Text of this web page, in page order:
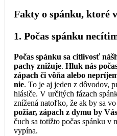
Fakty o spánku, ktoré
1.Počas spánku
Počas spánku sa citlivosť
pachy znižuje.Hluk nás
zápach či vôňa alebo
nie. To je aj jeden z dôvodov,
hlásiče. V určitých fázach
znížená natoľko, že ak by sa
požiar, zápach z dymu by
čuch sa totižto počas spánku v
vypína.